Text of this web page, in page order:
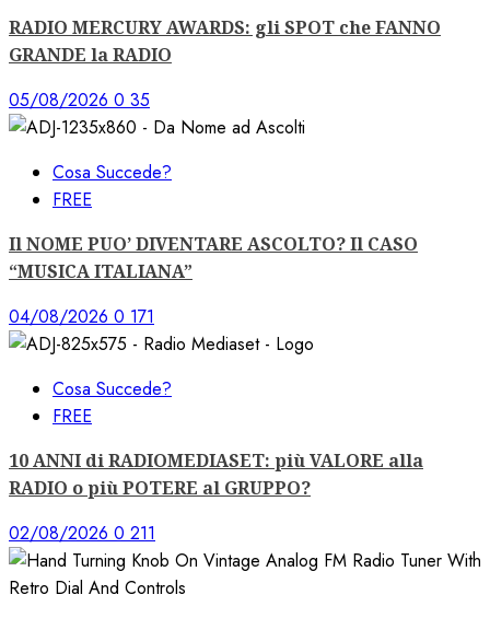
RADIO MERCURY AWARDS: gli SPOT che FANNO
GRANDE la RADIO
05/08/2026 0 35
Cosa Succede?
FREE
Il NOME PUO’ DIVENTARE ASCOLTO? Il CASO
“MUSICA ITALIANA”
04/08/2026 0 171
Cosa Succede?
FREE
10 ANNI di RADIOMEDIASET: più VALORE alla
RADIO o più POTERE al GRUPPO?
02/08/2026 0 211